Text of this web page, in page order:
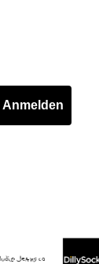
Anmelden